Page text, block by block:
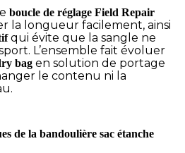
boucle de réglage Field Repair
la longueur facilement, ainsi
qui évite que la sangle ne
L’ensemble fait évoluer
bag en solution de portage
le contenu ni la
de la bandoulière sac étanche